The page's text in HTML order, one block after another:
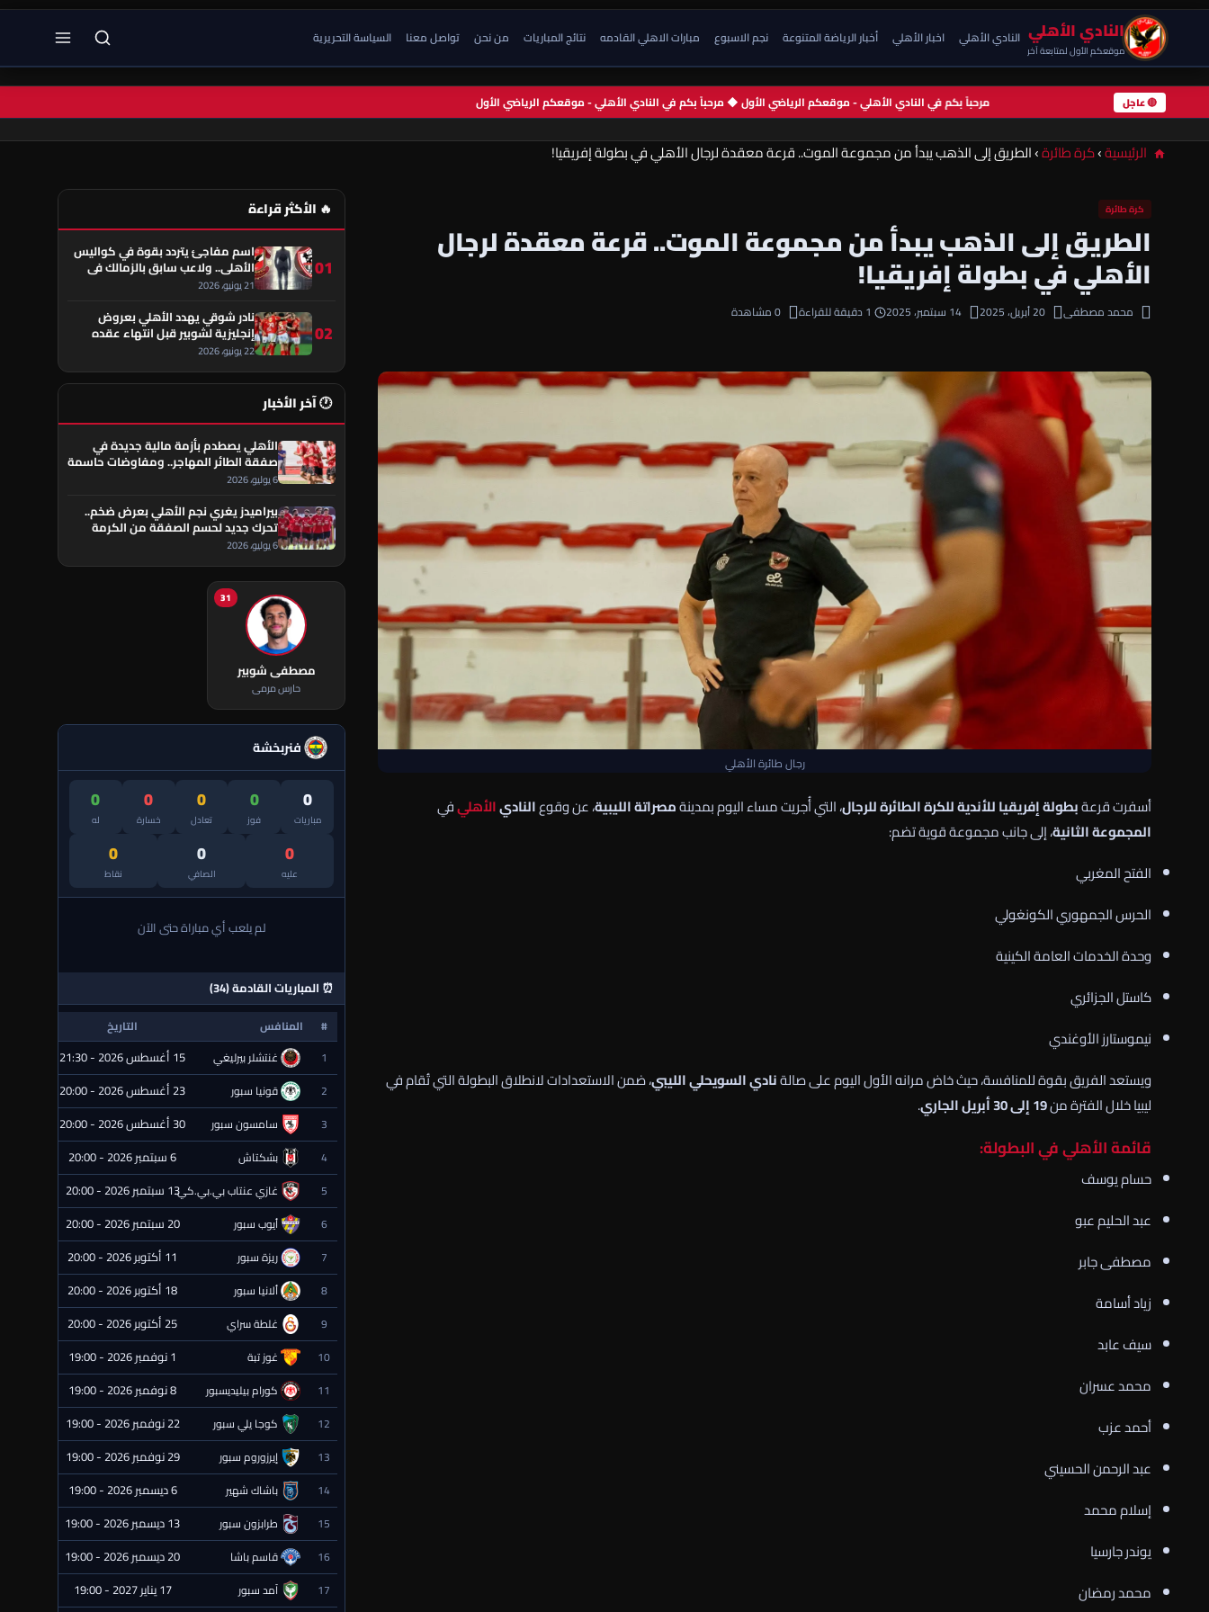
النادي الأهلي
موقعكم الأول لمتابعة آخر
النادي الأهلي اخبار الأهلي أخبار الرياضة المتنوعة نجم الاسبوع مبارات الاهلي القادمه نتائج المباريات من نحن تواصل معنا السياسة التحريرية
🔴 عاجل مرحباً بكم في النادي الأهلي - موقعكم الرياضي الأول ◆ مرحباً بكم في النادي الأهلي - موقعكم الرياضي الأول
الرئيسية›كرة طائرة›الطريق إلى الذهب يبدأ من مجموعة الموت.. قرعة معقدة لرجال الأهلي في بطولة إفريقيا!
كرة طائرة
الطريق إلى الذهب يبدأ من مجموعة الموت.. قرعة معقدة لرجال
الأهلي في بطولة إفريقيا!
محمد مصطفى 20 أبريل، 2025 14 سبتمبر، 2025 1 دقيقة للقراءة 0 مشاهدة
رجال طائرة الأهلي
أسفرت قرعةبطولة إفريقيا للأندية للكرة الطائرة للرجال، التي أُجريت مساء اليوم بمدينةمصراتة الليبية، عن وقوعالناديالأهليفي
المجموعة الثانية، إلى جانب مجموعة قوية تضم:
الفتح المغربي
الحرس الجمهوري الكونغولي
وحدة الخدمات العامة الكينية
كاستل الجزائري
نيموستارز الأوغندي
ويستعد الفريق بقوة للمنافسة، حيث خاض مرانه الأول اليوم على صالةنادي السويحلي الليبي، ضمن الاستعدادات لانطلاق البطولة التي تُقام في
ليبيا خلال الفترة من19 إلى 30 أبريل الجاري .
قائمة الأهلي في البطولة:
حسام يوسف
عبد الحليم عبو
مصطفى جابر
زياد أسامة
سيف عابد
محمد عسران
أحمد عزب
عبد الرحمن الحسيني
إسلام محمد
يوندر جارسيا
محمد رمضان
🔥 الأكثر قراءة
01
اسم مفاجئ يتردد بقوة في كواليس
الأهلي.. ولاعب سابق بالزمالك في
قلب الحكاية!
21 يونيو، 2026
02
نادر شوقي يهدد الأهلي بعروض
إنجليزية لشوبير قبل انتهاء عقده
22 يونيو، 2026
🕐 آخر الأخبار
الأهلي يصطدم بأزمة مالية جديدة في
صفقة الطائر المهاجر.. ومفاوضات حاسمة
تقترب من الحسم
6 يوليو، 2026
بيراميدز يغري نجم الأهلي بعرض ضخم..
تحرك جديد لحسم الصفقة من الكرمة
العراقي
6 يوليو، 2026
31
مصطفى شوبير
حارس مرمى
فنربخشة
0
مباريات
0
فوز
0
تعادل
0
خسارة
0
له
0
عليه
0
الصافي
0
نقاط
لم يلعب أي مباراة حتى الآن
⏰ المباريات القادمة (34)
# المنافس التاريخ
1
غنتشلر بيرليغي 15 أغسطس 2026 - 21:30
2 قونيا سبور 23 أغسطس 2026 - 20:00
3 سامسون سبور 30 أغسطس 2026 - 20:00
4 بشكتاش 6 سبتمبر 2026 - 20:00
5 غازي عنتاب بي.بي.كي.13 سبتمبر 2026 - 20:00
6 أيوب سبور 20 سبتمبر 2026 - 20:00
7 ريزة سبور 11 أكتوبر 2026 - 20:00
8 ألانيا سبور 18 أكتوبر 2026 - 20:00
9 غلطة سراي 25 أكتوبر 2026 - 20:00
10 غوز تبة 1 نوفمبر 2026 - 19:00
11 كورام بيليديسبور 8 نوفمبر 2026 - 19:00
12 كوجا يلي سبور 22 نوفمبر 2026 - 19:00
13 إيرزوروم سبور 29 نوفمبر 2026 - 19:00
14 باشاك شهير 6 ديسمبر 2026 - 19:00
15 طرابزون سبور 13 ديسمبر 2026 - 19:00
16 قاسم باشا 20 ديسمبر 2026 - 19:00
17 آمد سبور 17 يناير 2027 - 19:00